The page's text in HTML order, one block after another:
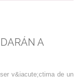
A
v&iacute;ctima de un